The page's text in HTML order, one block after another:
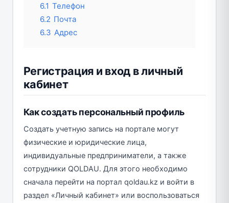
6.1 Телефон
6.2 Почта
6.3 Адрес
Регистрация и вход в личный
кабинет
Как создать персональный профиль
Создать учетную запись на портале могут
физические и юридические лица,
индивидуальные предприниматели, а также
сотрудники QOLDAU. Для этого необходимо
сначала перейти на портал qoldau.kz и войти в
раздел «Личный кабинет» или воспользоваться